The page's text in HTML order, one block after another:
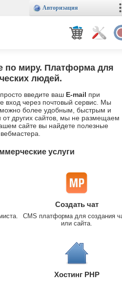
Авторизация
по миру. Платформа для
людей.
просто введите ваш E-mail при
вход через почтовый сервис. Мы
можно более удобным, быстрым и
других сайтов, мы не размещаем
сайте вы найдете полезные
услуги
Создать чат
CMS платформа для создания
или сайта.
Хостинг PHP